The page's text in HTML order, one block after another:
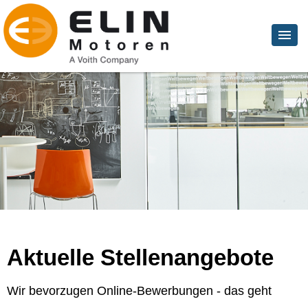
Aktuelle Stellenangebote
Wir bevorzugen Online-Bewerbungen - das geht